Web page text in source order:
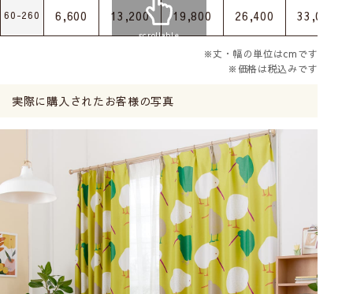
60-260 6,600 13,200 19,800 26,400 33,000
scrollable
※丈・幅の単位はcmです
※価格は税込みです
実際に購入されたお客様の写真